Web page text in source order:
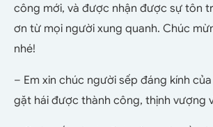
công mới, và được nhận được sự tôn
ơn từ mọi người xung quanh. Chúc
nhé!
– Em xin chúc người sếp đáng kính
gặt hái được thành công, thịnh vượng